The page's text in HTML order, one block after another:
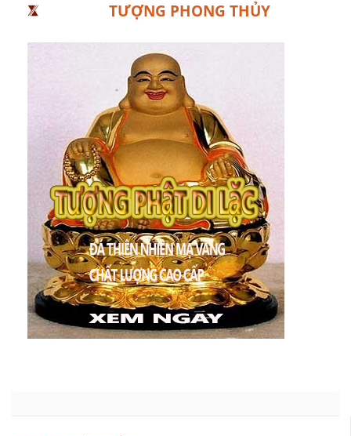
TƯỢNG PHONG THỦY